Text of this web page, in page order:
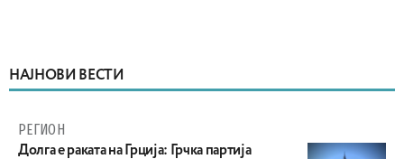
НАЈНОВИ ВЕСТИ
РЕГИОН
Долга е раката на Грција: Грчка партија